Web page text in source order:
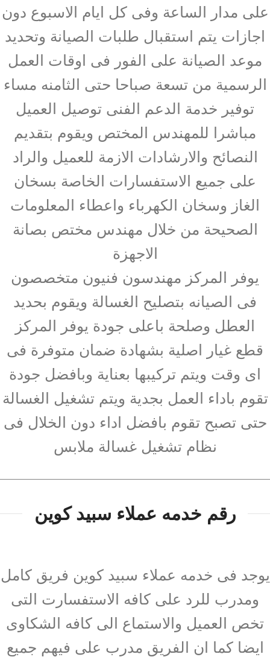
على مدار الساعة وفى كل ايام الاسبوع دون
اجازات يتم استقبال طلبات الصيانة وتحديد
موعد الصيانة على الفور فى اوقات العمل
الرسمية من تسعة صباحا حتى الثامنه مساء
توفير خدمة الدعم الفنى توصيل العميل
مباشرا للمهندس المختص ويقوم بتقديم
النصائح والارشادات الازمة للعميل والراد
على جميع الاستفسارات الخاصة بسخان
الغاز وسخان الكهرباء واعطاء المعلومات
الصحيحة من خلال مهندس مختص بصانة
الاجهزة
يوفر المركز مهندسون فنيون متخصصون
فى الصيانه بتصليح الغسالة ويقوم بحديد
العطل وصلحة باعلى جودة يوفر المركز
قطع غيار اصلية بشهادة ضمان متوفرة فى
اى وقت ويتم تركيبها بعناية وبافضل جودة
تقوم باداء العمل بجدية ويتم تشغيل الغسالة
حتى تصبح تقوم بافضل اداء دون الخلال فى
نظام تشغيل غسالة ملابس
رقم خدمه عملاء سبيد كوين
يوجد فى خدمه عملاء سبيد كوين فريق كامل
ومدرب للرد على كافه الاستفسارت التى
تخص العميل والاستماع الى كافه الشكاوى
ايضا كما ان الفريق مدرب على فيهم جميع